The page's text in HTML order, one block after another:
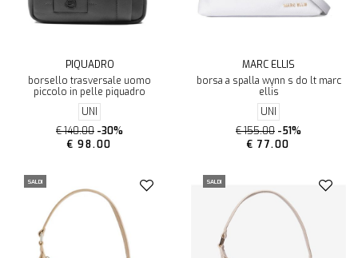
PIQUADRO
borsello trasversale uomo
piccolo in pelle piquadro
UNI
€ 140.00 -30%
€ 98.00
MARC ELLIS
borsa a spalla wynn s do lt marc
ellis
UNI
€ 155.00 -51%
€ 77.00
SALDI SALDI